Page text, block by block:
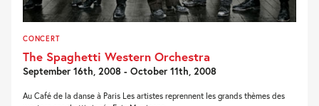
CONCERT
The Spaghetti Western Orchestra
September 16th, 2008 - October 11th, 2008
Au Café de la danse à Paris Les artistes reprennent les grands thèmes des